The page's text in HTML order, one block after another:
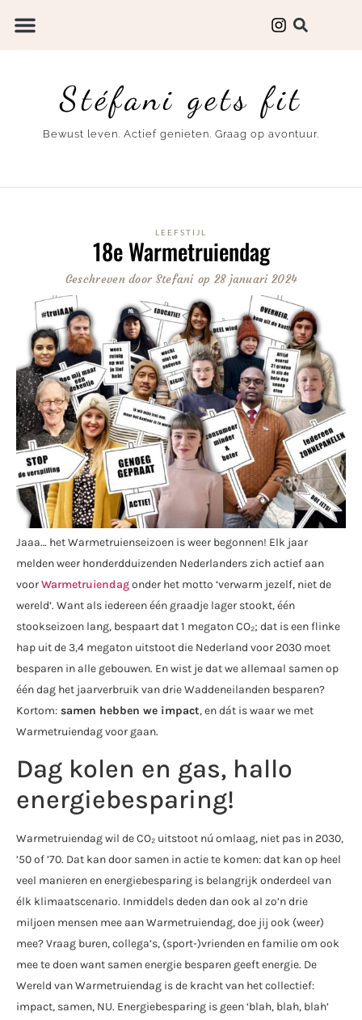
Stéfani gets fit
Bewust leven. Actief genieten. Graag op avontuur.
LEEFSTIJL
18e Warmetruiendag
Geschreven doorStefani op 28 januari 2024
Jaaa… het Warmetruienseizoen is weer begonnen! Elk jaar
melden weer honderdduizenden Nederlanders zich actief aan
voorWarmetruiendagonder het motto ‘verwarm jezelf, niet de
wereld’. Want als iedereen één graadje lager stookt, één
stookseizoen lang, bespaart dat 1 megaton CO₂; dat is een flinke
hap uit de 3,4 megaton uitstoot die Nederland voor 2030 moet
besparen in alle gebouwen. En wist je dat we allemaal samen op
één dag het jaarverbruik van drie Waddeneilanden besparen?
Kortom: samen hebben we impact, en dát is waar we met
Warmetruiendag voor gaan.
Dag kolen en gas, hallo
energiebesparing!
Warmetruiendag wil de CO₂ uitstoot nú omlaag, niet pas in 2030,
’50 of ’70. Dat kan door samen in actie te komen: dat kan op heel
veel manieren en energiebesparing is belangrijk onderdeel van
élk klimaatscenario. Inmiddels deden dan ook al zo’n drie
miljoen mensen mee aan Warmetruiendag, doe jij ook (weer)
mee? Vraag buren, collega’s, (sport-)vrienden en familie om ook
mee te doen want samen energie besparen geeft energie. De
Wereld van Warmetruiendag is de kracht van het collectief:
impact, samen, NU. Energiebesparing is geen ‘blah, blah, blah’